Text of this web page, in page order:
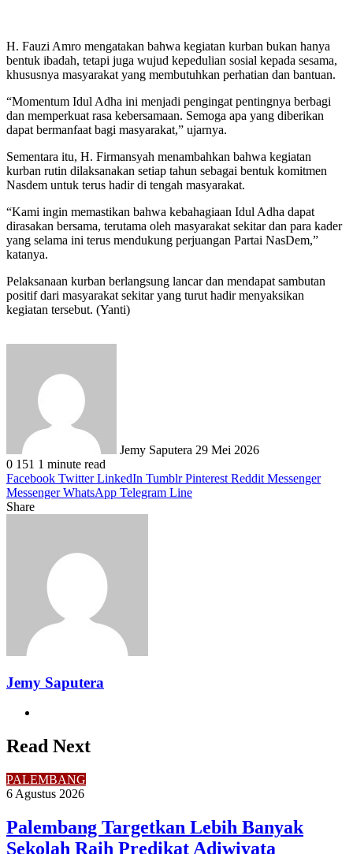
H. Fauzi Amro mengatakan bahwa kegiatan kurban bukan hanya
bentuk ibadah, tetapi juga wujud kepedulian sosial kepada sesama,
khususnya masyarakat yang membutuhkan perhatian dan bantuan.
“Momentum Idul Adha ini menjadi pengingat pentingnya berbagi
dan memperkuat rasa kebersamaan. Semoga apa yang diberikan
dapat bermanfaat bagi masyarakat,” ujarnya.
Sementara itu, H. Firmansyah menambahkan bahwa kegiatan
kurban rutin dilaksanakan setiap tahun sebagai bentuk komitmen
Nasdem untuk terus hadir di tengah masyarakat.
“Kami ingin memastikan bahwa kebahagiaan Idul Adha dapat
dirasakan bersama, terutama oleh masyarakat sekitar dan para kader
yang selama ini terus mendukung perjuangan Partai NasDem,”
katanya.
Pelaksanaan kurban berlangsung lancar dan mendapat sambutan
positif dari masyarakat sekitar yang turut hadir menyaksikan
kegiatan tersebut. (Yanti)
Jemy Saputera 29 Mei 2026
0 151 1 minute read
Facebook Twitter LinkedIn Tumblr Pinterest Reddit Messenger
Messenger WhatsApp Telegram Line
Share
Jemy Saputera
Read Next
PALEMBANG
6 Agustus 2026
Palembang Targetkan Lebih Banyak
Sekolah Raih Predikat Adiwiyata